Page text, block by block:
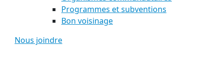
Programmes et subventions
Bon voisinage
Nous joindre